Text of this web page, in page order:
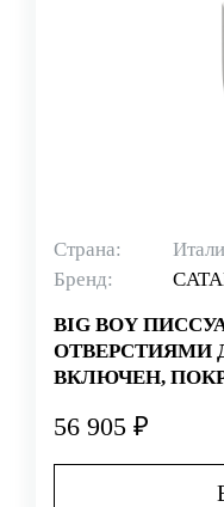
Страна:
Бренд:
BIG BOY
ОТВЕРСТИЯМИ
ВКЛЮЧЕН,
56 905 ₽